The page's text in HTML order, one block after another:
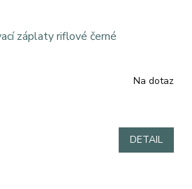
záplaty riflové černé
Na dotaz
DETAIL